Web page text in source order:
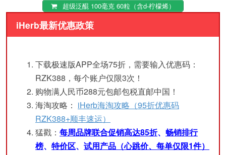
超级泛醌 100毫克 60粒（含d-柠檬烯）
iHerb最新优惠政策
下载极速版APP全场75折，需要输入优惠码：
RZK388，每个账户仅限3次！
购物满人民币288元包邮包税直邮中国！
海淘攻略： iHerb海淘攻略（95折优惠码
RZK388+顺丰速运）
猛戳： 每周品牌联合促销高达85折、 畅销排行
榜、 特价区、 试用产品（心跳价、每单仅限1件）